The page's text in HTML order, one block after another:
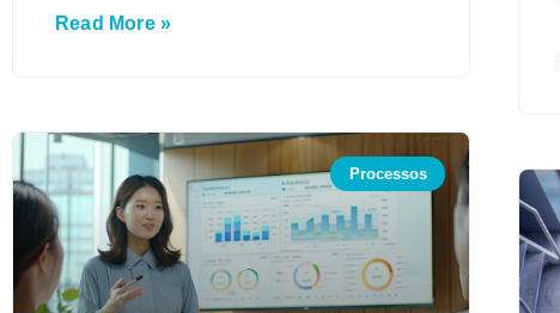
Read More »
Processos